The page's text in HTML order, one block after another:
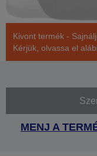
Kivont termék -
Kérjük, olvassa el
MENJ A